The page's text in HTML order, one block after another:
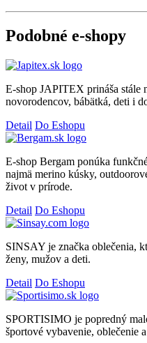
Podobné e-shopy
E-shop JAPITEX prináša stále
novorodencov, bábätká, deti i
Detail Do Eshopu
E-shop Bergam ponúka
najmä merino kúsky,
život v prírode.
Detail Do Eshopu
SINSAY je značka oblečenia,
ženy, mužov a deti.
Detail Do Eshopu
SPORTISIMO je popredný
športové vybavenie, oblečenie